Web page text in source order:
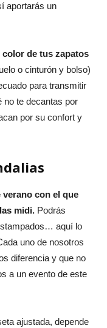
aportarás un
de tus zapatos
o cinturón y bolso)
para transmitir
no te decantas por
por su confort y
con el que
midi. Podrás
aquí lo
uno de nosotros
diferencia y que no
a un evento de este
ajustada, depende